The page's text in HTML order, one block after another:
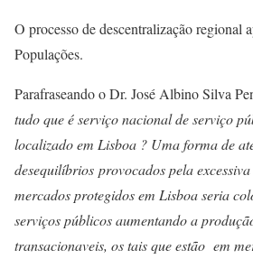
O processo de descentralização regional
Populações.
Parafraseando o Dr. José Albino Silva
tudo que é serviço nacional de serviço
localizado em Lisboa ? Uma forma de
desequilíbrios provocados pela
mercados protegidos em Lisboa seria
serviços públicos aumentando a
transacionaveis, os tais que estão em